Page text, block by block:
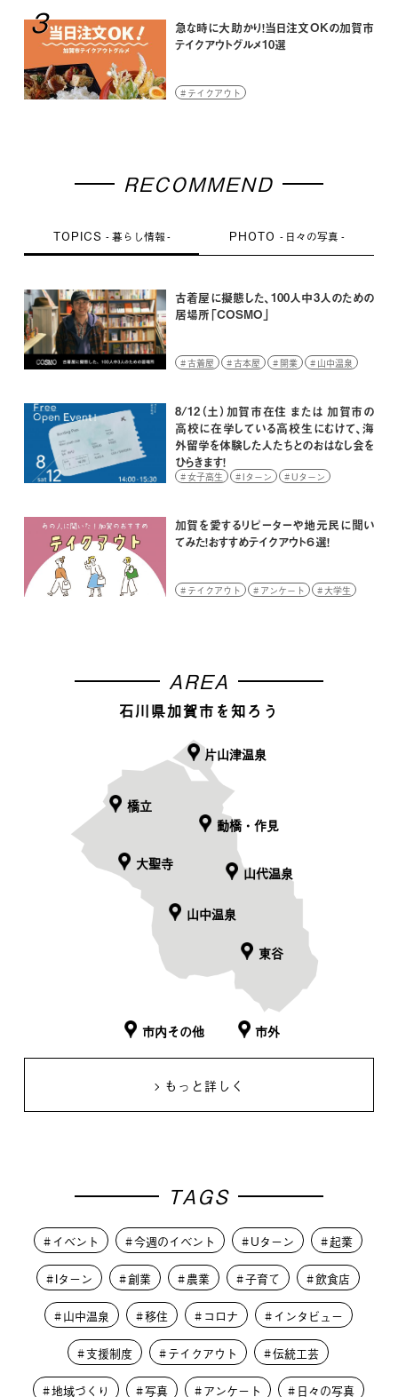
急な時に大助かり！当日注文OKの加賀市
テイクアウトグルメ10選
3
テイクアウト
RECOMMEND
TOPICS 暮らし情報 PHOTO 日々の写真
古着屋に擬態した、100人中3人のための
居場所「COSMO」
古着屋 古本屋 開業 山中温泉
8/12（土）加賀市在住 または 加賀市の
高校に在学している高校生にむけて、海
外留学を体験した人たちとのおはなし会を
ひらきます！
女子高生 Iターン
Uターン
加賀を愛するリピーターや地元民に聞い
てみた！おすすめテイクアウト６選！
テイクアウト アンケート 大学生
AREA
石川県加賀市を知ろう
大聖寺
動橋・作見
片山津温泉
橋立
山代温泉
山中温泉
東谷
市内その他 市外
もっと詳しく
TAGS
イベント 今週のイベント Uターン 起業
Iターン 創業 農業 子育て 飲食店
山中温泉 移住 コロナ インタビュー
支援制度 テイクアウト 伝統工芸
地域づくり 写真 アンケート 日々の写真